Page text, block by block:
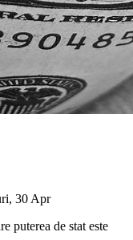
30 Apr
puterea de stat este